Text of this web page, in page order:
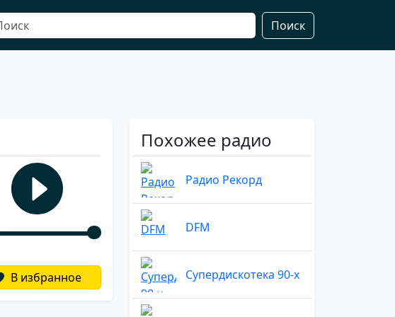
Поиск
В избранное
Похожее радио
Радио Рекорд
DFM
Супердискотека 90-х